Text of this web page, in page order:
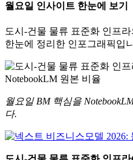
월요일 인사이트 한눈에 보기
도시-건물 물류 표준화 인프
한눈에 정리한 인포그래픽입
월요일 BM 핵심을
다.